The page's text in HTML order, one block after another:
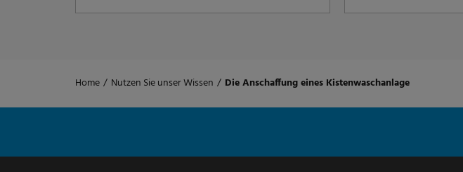
Home / Nutzen Sie unser Wissen / Die Anschaffung eines Kistenwaschanlage